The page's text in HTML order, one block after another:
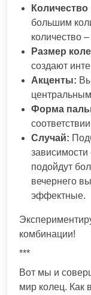
Количество
большим
количество
Размер
создают
Акценты:
Форма
Случай:
зависимости
подойдут
вечернего
эффектные.
комбинации!
***
Вот мы и
мир колец. Как